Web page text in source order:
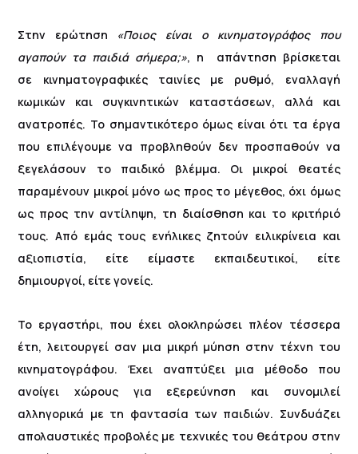
Στην ερώτηση «Ποιος είναι ο κινηματογράφος που
αγαπούν τα παιδιά σήμερα;», η απάντηση βρίσκεται
σε κινηματογραφικές ταινίες με ρυθμό, εναλλαγή
κωμικών και συγκινητικών καταστάσεων, αλλά και
ανατροπές. Το σημαντικότερο όμως είναι ότι τα έργα
που επιλέγουμε να προβληθούν δεν προσπαθούν να
ξεγελάσουν το παιδικό βλέμμα. Οι μικροί θεατές
παραμένουν μικροί μόνο ως προς το μέγεθος, όχι όμως
ως προς την αντίληψη, τη διαίσθηση και το κριτήριό
τους. Από εμάς τους ενήλικες ζητούν ειλικρίνεια και
αξιοπιστία, είτε είμαστε εκπαιδευτικοί, είτε
δημιουργοί, είτε γονείς.
Το εργαστήρι, που έχει ολοκληρώσει πλέον τέσσερα
έτη, λειτουργεί σαν μια μικρή μύηση στην τέχνη του
κινηματογράφου. Έχει αναπτύξει μια μέθοδο που
ανοίγει χώρους για εξερεύνηση και συνομιλεί
αλληγορικά με τη φαντασία των παιδιών. Συνδυάζει
απολαυστικές προβολές με τεχνικές του θεάτρου στην